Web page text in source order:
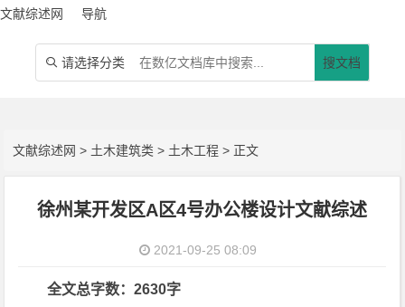
文献综述网 导航
 请选择分类 搜文档
文献综述网 > 土木建筑类 > 土木工程 > 正文
徐州某开发区A区4号办公楼设计文献综述
2021-09-25 08:09
全文总字数：2630字